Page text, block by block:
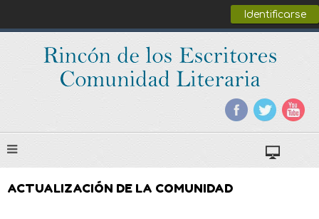
Identificarse
ACTUALIZACIÓN DE LA COMUNIDAD